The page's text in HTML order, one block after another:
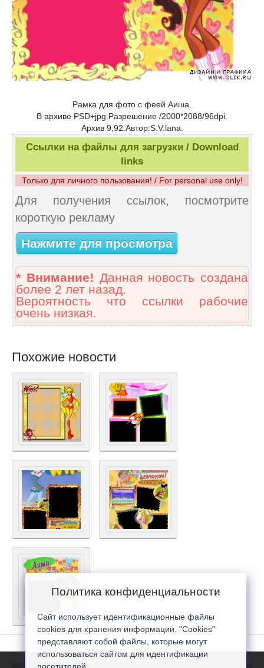
Рамка для фото с феей Аиша.
В архиве PSD+jpg.Разрешение /2000*2088/96dpi.
Архив 9,92.Автор:S.V.lana.
Ссылки на файлы для загрузки / Download
links
Только для личного пользования! / For personal use only!
Для получения ссылок, посмотрите
короткую рекламу
Нажмите для просмотра
* Внимание! Данная новость создана
более 2 лет назад.
Вероятность что ссылки рабочие
очень низкая.
Похожие новости
Политика конфиденциальности
Сайт использует идентификационные файлы
cookies для хранения информации. "Cookies"
представляют собой файлы, которые могут
использоваться сайтом для идентификации